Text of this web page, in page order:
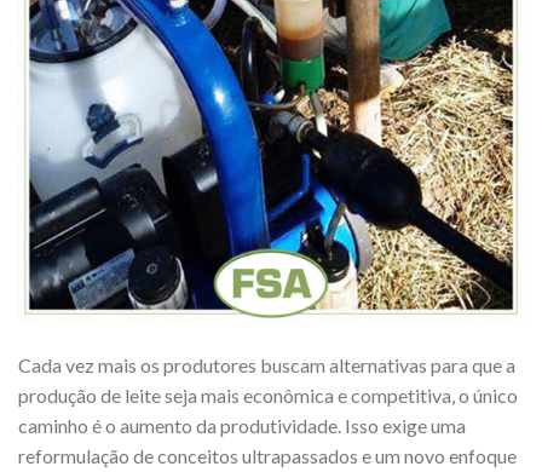
Cada vez mais os produtores buscam alternativas para que a
produção de leite seja mais econômica e competitiva, o único
caminho é o aumento da produtividade. Isso exige uma
reformulação de conceitos ultrapassados e um novo enfoque